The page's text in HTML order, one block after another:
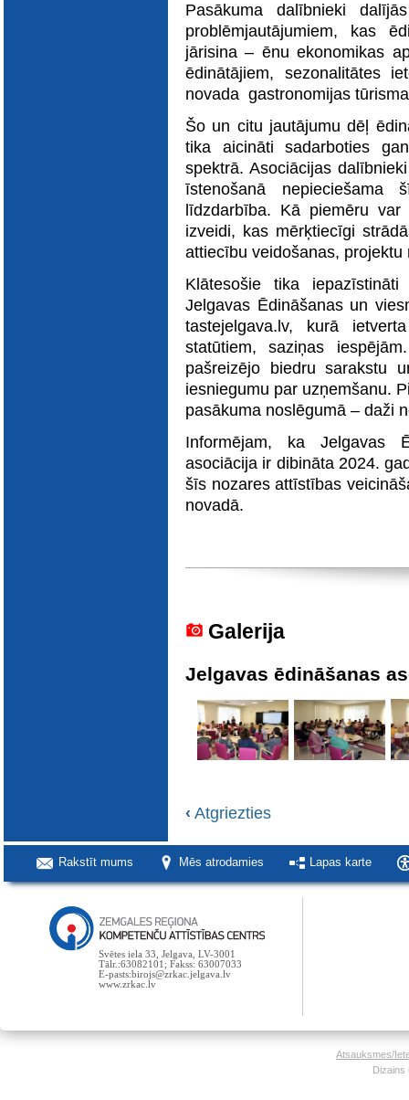
Pasākuma dalībnieki
problēmjautājumiem, kas
jārisina – ēnu ekonomikas
ēdinātājiem, sezonalitātes
novada gastronomijas
Šo un citu jautājumu dēļ
tika aicināti sadarboties
spektrā. Asociācijas
īstenošanā
līdzdarbība. Kā piemēru
izveidi, kas mērķtiecīgi
attiecību veidošanas,
Klātesošie tika
Jelgavas Ēdināšanas un
tastejelgava.lv, kurā
statūtiem, saziņas
pašreizējo biedru sarakstu
iesniegumu par uzņemšanu.
pasākuma noslēgumā – daži
Informējam, ka Jelgavas
asociācija ir dibināta 2024.
šīs nozares attīstības
novadā.
Galerija
Jelgavas ēdināšanas
‹ Atgriezties
Rakstīt mums Mēs atrodamies Lapas karte
Svētes iela 33, Jelgava, LV-3001
Tālr.:63082101; Fakss: 63007033
E-pasts:birojs@zrkac.jelgava.lv
www.zrkac.lv
Atsauksmes/
Dizains